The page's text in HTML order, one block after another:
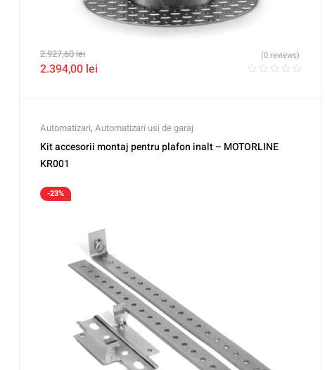
2.927,60lei
2.394,00 lei
(0 reviews)
Automatizari, Automatizari usi de garaj
Kit accesorii montaj pentru plafon inalt – MOTORLINE
KR001
-23%